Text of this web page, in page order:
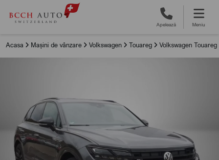
Apelează Meniu
Acasa Mașini de vânzare Volkswagen Touareg Volkswagen